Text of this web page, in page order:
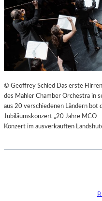
© Geoffrey Schied Das erste
des Mahler Chamber Orchestra in
aus 20 verschiedenen Ländern bot
Jubiläumskonzert „20 Jahre MCO
Konzert im ausverkauften